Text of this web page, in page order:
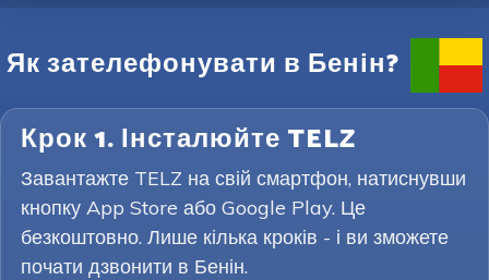
Як зателефонувати в Бенін?
Крок 1. Інсталюйте TELZ
Завантажте TELZ на свій смартфон, натиснувши
кнопку App Store або Google Play. Це
безкоштовно. Лише кілька кроків - і ви зможете
почати дзвонити в Бенін.